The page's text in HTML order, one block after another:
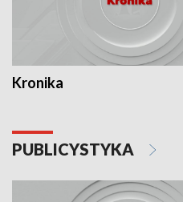
Kronika
PUBLICYSTYKA